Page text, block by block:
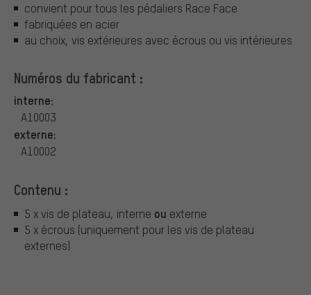
convient pour tous les pédaliers Race Face
fabriquées en acier
au choix, vis extérieures avec écrous ou vis intérieures
Numéros du fabricant :
interne:
A10003
externe:
A10002
Contenu :
5 x vis de plateau, interne ou externe
5 x écrous (uniquement pour les vis de plateau
externes)